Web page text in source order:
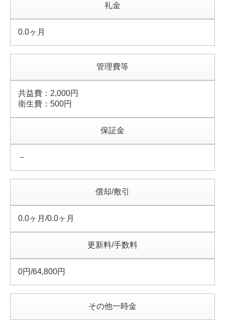
礼金
0.0ヶ月
管理費等
共益費：2,000円
衛生費：500円
保証金
－
償却/敷引
0.0ヶ月/0.0ヶ月
更新料/手数料
0円/64,800円
その他一時金